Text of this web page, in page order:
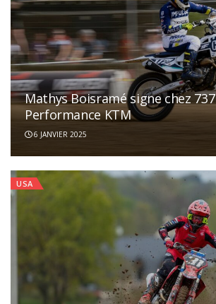
Mathys Boisramé signe chez 737
Performance KTM
6 JANVIER 2025
USA